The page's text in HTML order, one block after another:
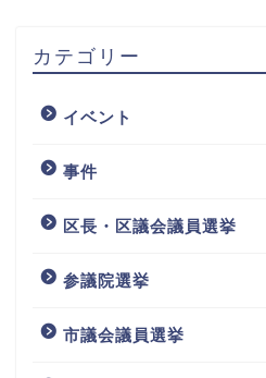
カテゴリー
イベント
事件
区長・区議会議員選挙
参議院選挙
市議会議員選挙